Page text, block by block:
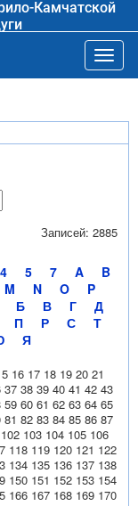
Камчатской
4 5 7 A
B
M N O
P
Б В Г
Д
П Р С
Т
Я
Записей: 2885
16 17 18 19 20 21
37 38 39 40 41 42 43
59 60 61 62 63 64 65
81 82 83 84 85 86 87
102 103 104 105 106
118 119 120 121 122
134 135 136 137 138
150 151 152 153 154
166 167 168 169 170